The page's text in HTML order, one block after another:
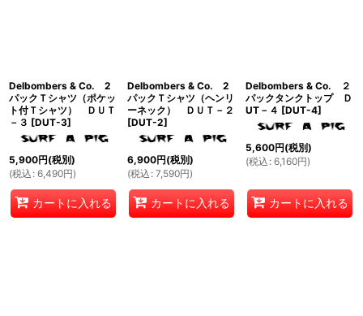
Delbombers & Co. 2
パックＴシャツ（ポケッ
ト付Ｔシャツ） ＤＵＴ
－３ [DUT-3]
5,900円(税別)
(税込 : 6,490円)
カートに入れる
Delbombers & Co. 2
パックＴシャツ（ヘンリ
ーネック） ＤＵＴ－２
[DUT-2]
6,900円(税別)
(税込 : 7,590円)
カートに入れる
Delbombers & Co. ２
パックタンクトップ Ｄ
UT－４ [DUT-4]
5,600円(税別)
(税込 : 6,160円)
カートに入れる